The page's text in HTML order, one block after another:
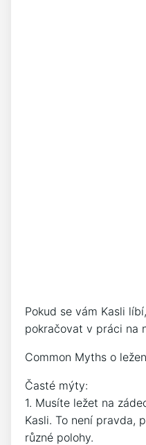
Pokud se vám Kasli
pokračovat v práci na
Common Myths o
Časté mýty:
1. Musíte ležet na
Kasli. To není pravda,
různé polohy.